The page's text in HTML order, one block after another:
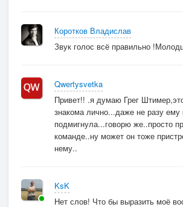
Коротков Владислав
Звук голос всё правильно
Qwertysvetka
Привет!! .я думаю Грег
знакома лично...даже не разу ему
подмигнула...говорю же..просто
команде..ну может он тоже
нему..
KsK
Нет слов! Что бы выразить моё